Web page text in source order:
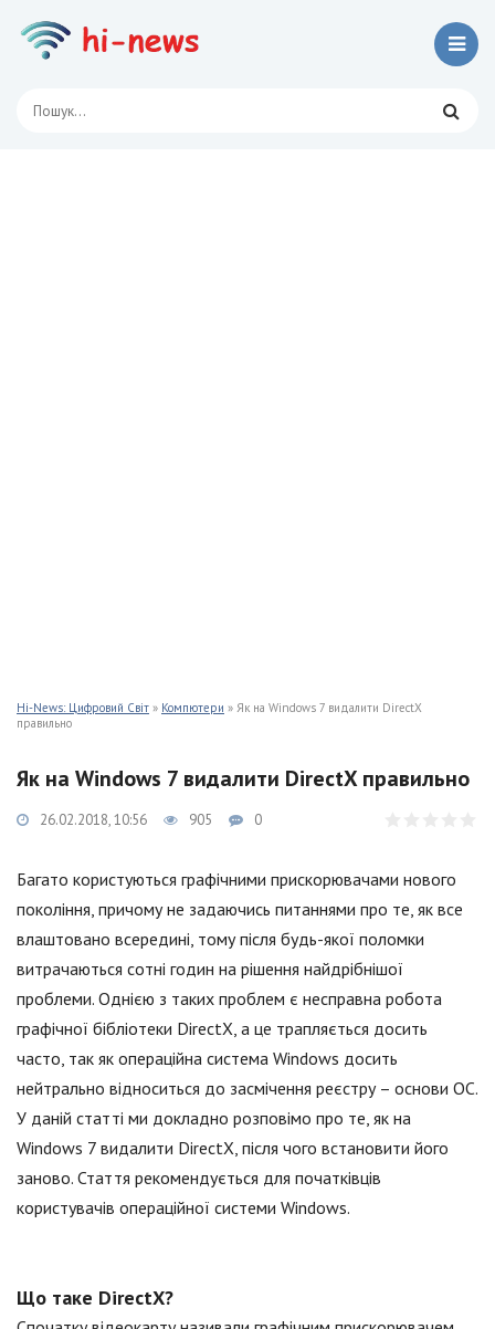
Hi-News: Цифровий Світ » Компютери » Як на Windows 7 видалити DirectX
правильно
Як на Windows 7 видалити DirectX правильно
26.02.2018, 10:56 905 0
Багато користуються графічними прискорювачами нового
покоління, причому не задаючись питаннями про те, як все
влаштовано всередині, тому після будь-якої поломки
витрачаються сотні годин на рішення найдрібнішої
проблеми. Однією з таких проблем є несправна робота
графічної бібліотеки DirectX, а це трапляється досить
часто, так як операційна система Windows досить
нейтрально відноситься до засмічення реєстру – основи ОС.
У даній статті ми докладно розповімо про те, як на
Windows 7 видалити DirectX, після чого встановити його
заново. Стаття рекомендується для початківців
користувачів операційної системи Windows.
Що таке DirectX?